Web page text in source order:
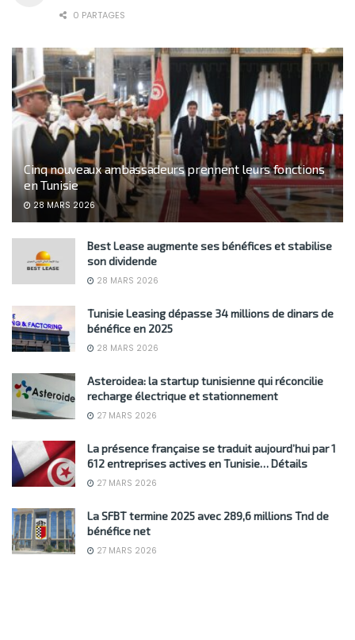
0 PARTAGES
Cinq nouveaux ambassadeurs prennent leurs fonctions
en Tunisie
28 MARS 2026
Best Lease augmente ses bénéfices et stabilise
son dividende
28 MARS 2026
Tunisie Leasing dépasse 34 millions de dinars de
bénéfice en 2025
28 MARS 2026
Asteroidea: la startup tunisienne qui réconcilie
recharge électrique et stationnement
27 MARS 2026
La présence française se traduit aujourd’hui par 1
612 entreprises actives en Tunisie… Détails
27 MARS 2026
La SFBT termine 2025 avec 289,6 millions Tnd de
bénéfice net
27 MARS 2026